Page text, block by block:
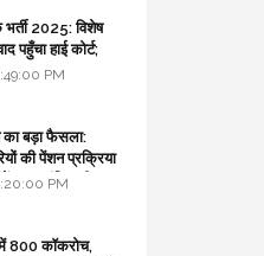
2025: विशेष
पहुँचा हाई कोर्ट;
PM
बड़ा फैसला:
की पेंशन प्रक्रिया
क्रांतिकारी
PM
800 कॉकरोच,